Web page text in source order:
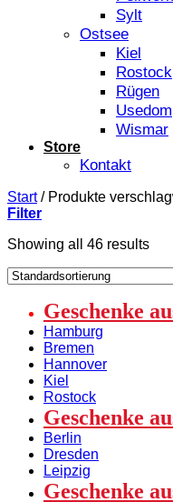
Sylt
Ostsee
Kiel
Rostock
Rügen
Usedom
Wismar
Store
Kontakt
Start /Produkte
Filter
Showing all 46 results
Geschenke
Hamburg
Bremen
Hannover
Kiel
Rostock
Geschenke
Berlin
Dresden
Leipzig
Geschenke